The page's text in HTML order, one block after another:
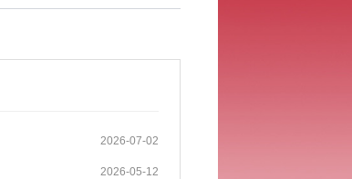
2026-07-02
2026-05-12